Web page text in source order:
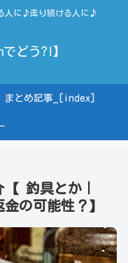
人に♪走り続ける人に♪
どう?!】
まとめ記事_[index]
釣具とか｜
の可能性？】